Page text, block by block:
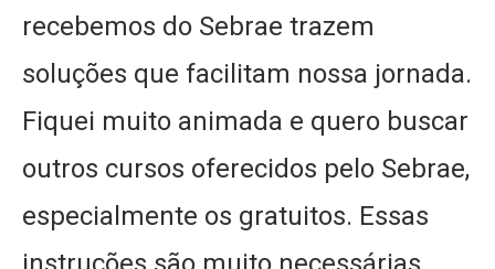
recebemos do Sebrae trazem
soluções que facilitam nossa jornada.
Fiquei muito animada e quero buscar
outros cursos oferecidos pelo Sebrae,
especialmente os gratuitos. Essas